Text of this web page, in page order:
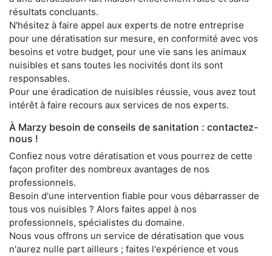
résultats concluants.
N'hésitez à faire appel aux experts de notre entreprise
pour une dératisation sur mesure, en conformité avec vos
besoins et votre budget, pour une vie sans les animaux
nuisibles et sans toutes les nocivités dont ils sont
responsables.
Pour une éradication de nuisibles réussie, vous avez tout
intérêt à faire recours aux services de nos experts.
À Marzy besoin de conseils de sanitation : contactez-
nous !
Confiez nous votre dératisation et vous pourrez de cette
façon profiter des nombreux avantages de nos
professionnels.
Besoin d'une intervention fiable pour vous débarrasser de
tous vos nuisibles ? Alors faites appel à nos
professionnels, spécialistes du domaine.
Nous vous offrons un service de dératisation que vous
n'aurez nulle part ailleurs ; faites l'expérience et vous